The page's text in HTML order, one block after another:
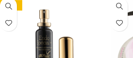
-10%